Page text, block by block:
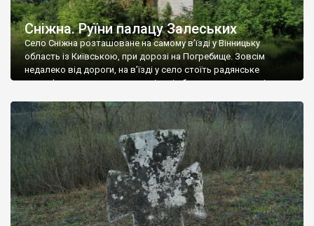
Сніжна. Руїни палацу Залеських
Село Сніжна розташоване на самому в’їзді у Вінницьку
область із Київською, при дорозі на Погребище. Зовсім
недалеко від дороги, на в’їзді у село стоїть радянське
рельєфне пано, яке показує жінку і яблуню, а трохи далі, десь
не видно, але видно дві стареньких колії у траві – […]